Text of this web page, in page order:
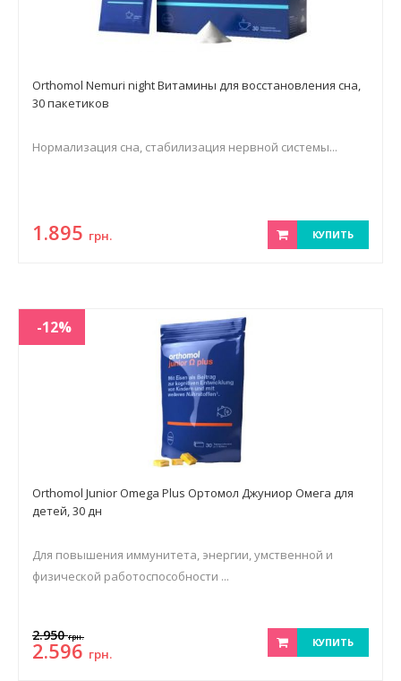
Orthomol Nemuri night Витамины для восстановления сна,
30 пакетиков
Нормализация сна, стабилизация нервной системы...
1.895 грн. КУПИТЬ
-12%
Orthomol Junior Omega Plus Ортомол Джуниор Омега для
детей, 30 дн
Для повышения иммунитета, энергии, умственной и
физической работоспособности ...
2.950грн.
2.596 грн.
КУПИТЬ